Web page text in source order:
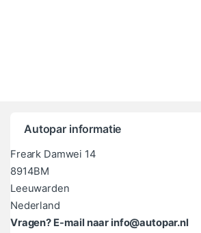
Autopar informatie
Freark Damwei 14
8914BM
Leeuwarden
Nederland
Vragen? E-mail naar info@autopar.nl